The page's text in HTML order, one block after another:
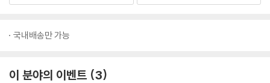
국내배송만 가능
이 분야의 이벤트 3